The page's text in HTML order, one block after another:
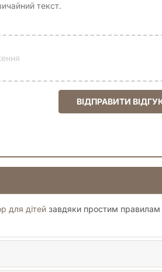
текст.
ВІДПРАВИТИ
для дітей завдяки простим правилам